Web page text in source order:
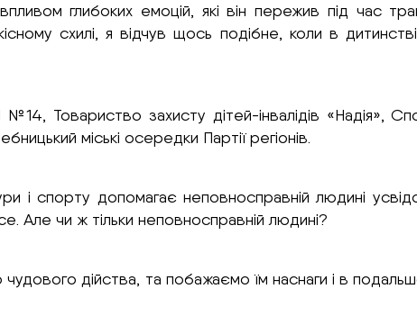
глибоких емоцій, які він пережив під час
схилі, я відчув щось подібне, коли в
Товариство захисту дітей-інвалідів «Надія»,
міські осередки Партії регіонів.
і спорту допомагає неповносправній людині
Але чи ж тільки неповносправній людині?
чудового дійства, та побажаємо їм наснаги і в